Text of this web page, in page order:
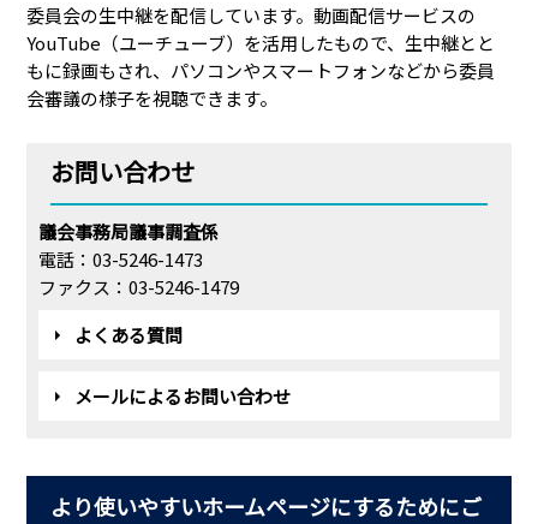
委員会の生中継を配信しています。動画配信サービスの
YouTube（ユーチューブ）を活用したもので、生中継とと
もに録画もされ、パソコンやスマートフォンなどから委員
会審議の様子を視聴できます。
お問い合わせ
議会事務局議事調査係
電話：03-5246-1473
ファクス：03-5246-1479
よくある質問
メールによるお問い合わせ
より使いやすいホームページにするためにご